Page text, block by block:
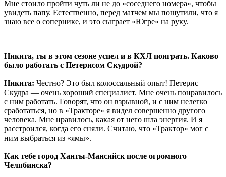
Мне стоило пройти чуть ли не до «соседнего номера», чтобы
увидеть папу. Естественно, перед матчем мы пошутили, что я
знаю все о сопернике, и это сыграет «Югре» на руку.
Никита, ты в этом сезоне успел и в КХЛ поиграть. Каково
было работать с Петерисом Скудрой?
Никита: Честно? Это был колоссальный опыт! Петерис
Скудра — очень хороший специалист. Мне очень понравилось
с ним работать. Говорят, что он взрывной, и с ним нелегко
сработаться, но в «Тракторе» я видел совершенно другого
человека. Мне нравилось, какая от него шла энергия. И я
расстроился, когда его сняли. Считаю, что «Трактор» мог с
ним выбраться из «ямы».
Как тебе город Ханты-Мансийск после огромного
Челябинска?